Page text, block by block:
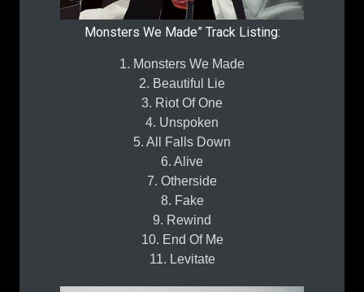
Monsters We Made” Track Listing:
1. Monsters We Made
2. ⁠Beautiful Lie
3. ⁠Riot Of One
4. ⁠Unspoken
5. ⁠All Falls Down
6. ⁠Alive
7. ⁠Otherside
8. ⁠Fake
9. ⁠Rewind
10. ⁠End Of Me
11. ⁠Levitate